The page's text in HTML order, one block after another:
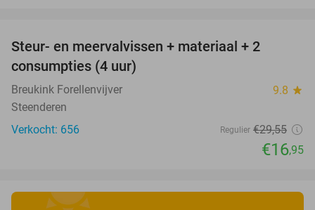
Steur- en meervalvissen + materiaal + 2
consumpties (4 uur)
Breukink Forellenvijver 9.8 star
Steenderen
Verkocht: 656
Regulier €29,55
€16,95